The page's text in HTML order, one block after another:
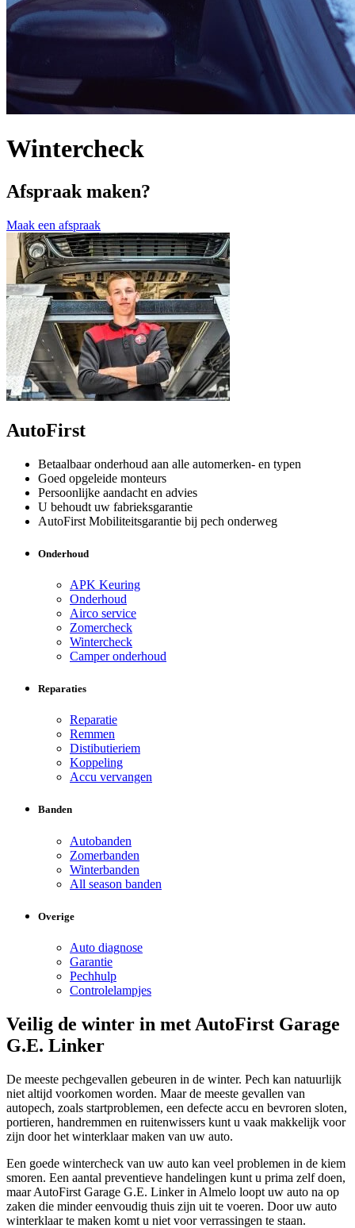
Wintercheck
Afspraak maken?
Maak een afspraak
AutoFirst
Betaalbaar onderhoud aan alle automerken- en typen
Goed opgeleide monteurs
Persoonlijke aandacht en advies
U behoudt uw fabrieksgarantie
AutoFirst Mobiliteitsgarantie bij pech onderweg
Onderhoud
APK Keuring
Onderhoud
Airco service
Zomercheck
Wintercheck
Camper onderhoud
Reparaties
Reparatie
Remmen
Distibutieriem
Koppeling
Accu vervangen
Banden
Autobanden
Zomerbanden
Winterbanden
All season banden
Overige
Auto diagnose
Garantie
Pechhulp
Controlelampjes
Veilig de winter in met AutoFirst Garage
G.E. Linker
De meeste pechgevallen gebeuren in de winter. Pech kan natuurlijk
niet altijd voorkomen worden. Maar de meeste gevallen van
autopech, zoals startproblemen, een defecte accu en bevroren sloten,
portieren, handremmen en ruitenwissers kunt u vaak makkelijk voor
zijn door het winterklaar maken van uw auto.
Een goede wintercheck van uw auto kan veel problemen in de kiem
smoren. Een aantal preventieve handelingen kunt u prima zelf doen,
maar AutoFirst Garage G.E. Linker in Almelo loopt uw auto na op
zaken die minder eenvoudig thuis zijn uit te voeren. Door uw auto
winterklaar te maken komt u niet voor verrassingen te staan.